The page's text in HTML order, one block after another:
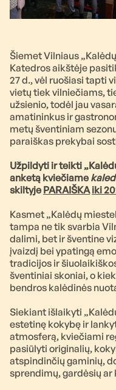
Šiemet Vilniaus
Katedros aikštėje
27 d., vėl ruošiasi tapti
vietų tiek vilniečiams,
užsienio, todėl jau
amatininkus ir
metų šventiniam
paraiškas prekybai
Užpildyti ir teikti
anketą kviečiame
skiltyje PARAIŠKA iki
Kasmet „Kalėdų
tampa ne tik svarbia
dalimi, bet ir šventine
įvaizdį bei ypatingą
tradicijos ir
šventiniai skoniai, o
bendros kalėdinės
Siekiant išlaikyti
estetinę kokybę ir
atmosferą, kviečiami
pasiūlyti originalių,
atspindinčių gaminių,
sprendimų, gardėsių